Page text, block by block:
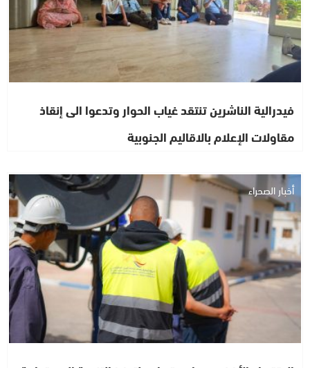
فيدرالية الناشرين تنتقد غياب الحوار وتدعوا الى إنقاذ
مقاولات الإعلام بالاقاليم الجنوبية
أخبار الصحراء